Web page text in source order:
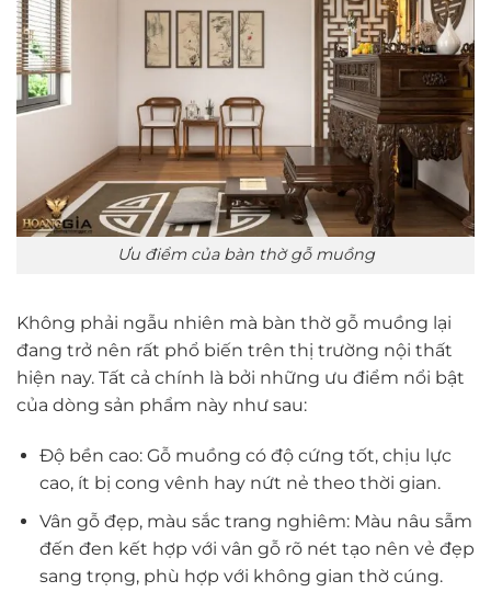
Ưu điểm của bàn thờ gỗ muồng
Không phải ngẫu nhiên mà bàn thờ gỗ muồng lại
đang trở nên rất phổ biến trên thị trường nội thất
hiện nay. Tất cả chính là bởi những ưu điểm nổi bật
của dòng sản phẩm này như sau:
Độ bền cao: Gỗ muồng có độ cứng tốt, chịu lực
cao, ít bị cong vênh hay nứt nẻ theo thời gian.
Vân gỗ đẹp, màu sắc trang nghiêm: Màu nâu sẫm
đến đen kết hợp với vân gỗ rõ nét tạo nên vẻ đẹp
sang trọng, phù hợp với không gian thờ cúng.